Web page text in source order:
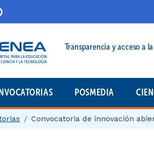
Transparencia y acceso a
| 2025 POSMEDIA
Convocatoria de innovación